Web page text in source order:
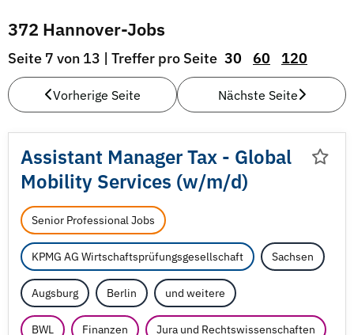
372 Hannover-Jobs
Seite 7 von 13 | Treffer pro Seite 30 60 120
Vorherige Seite Nächste Seite
Assistant Manager Tax - Global
Mobility Services (w/m/d)
Senior Professional Jobs
KPMG AG Wirtschaftsprüfungsgesellschaft Sachsen
Augsburg Berlin und weitere
BWL Finanzen Jura und Rechtswissenschaften